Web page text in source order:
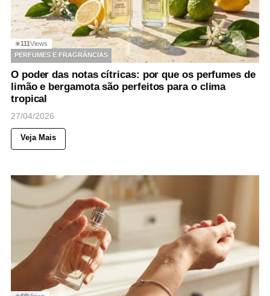
◉111Views
PERFUMES E FRAGRÂNCIAS
O poder das notas cítricas: por que os perfumes de
limão e bergamota são perfeitos para o clima
tropical
27/04/2026
Veja Mais